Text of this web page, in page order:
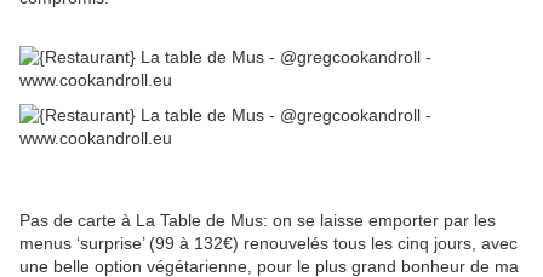
Pas de carte à La Table de Mus: on se laisse emporter par les
menus ‘surprise’ (99 à 132€) renouvelés tous les cinq jours, avec
une belle option végétarienne, pour le plus grand bonheur de ma